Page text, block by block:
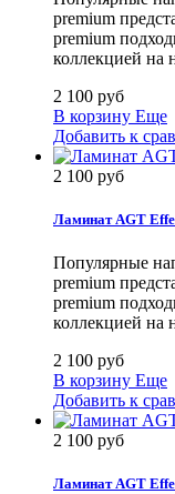
premium
premium
коллекцией на
2 100 руб
В корзину Еще
Добавить к
2 100 руб
Ламинат AGT
Популярные
premium
premium
коллекцией на
2 100 руб
В корзину Еще
Добавить к
2 100 руб
Ламинат AGT